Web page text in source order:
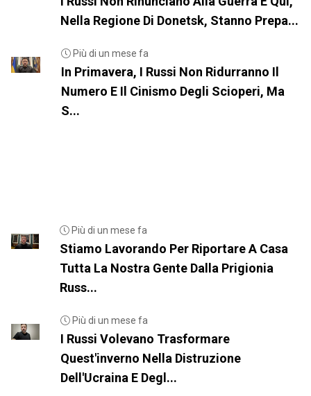
Nella Regione Di Donetsk, Stanno Prepa...
Più di un mese fa
In Primavera, I Russi Non Ridurranno Il
Numero E Il Cinismo Degli Scioperi, Ma
S...
Più di un mese fa
Stiamo Lavorando Per Riportare A Casa
Tutta La Nostra Gente Dalla Prigionia
Russ...
Più di un mese fa
I Russi Volevano Trasformare
Quest'inverno Nella Distruzione
Dell'Ucraina E Degl...